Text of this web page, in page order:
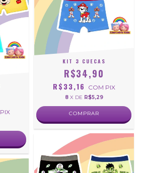
PIX
KIT 3 CUECAS
R$34,90
R$33,16 COM PIX
8 X DE R$5,29
COMPRAR